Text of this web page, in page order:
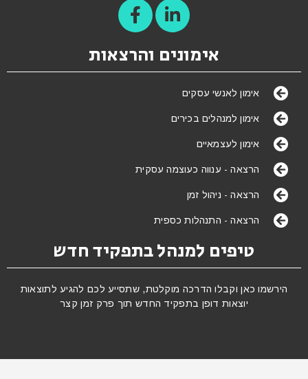
אימונים והרצאות
אימון לאנשי עסקים
אימון למנהלים בכירים
אימון לעצמאיים
הרצאה - ענווה כעוצמה עסקית
הרצאה - ניהול זמן
הרצאה - התנהלות כספית
טיפים למנהל בתפקיד חדש
הירשמו כאן וקבלו הדרכה מוקלטת, שתסייע לכם להגיע לתוצאות
יוצאות דופן בתפקיד החדש תוך פרק זמן קצר